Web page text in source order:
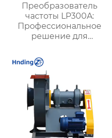
Преобразователь
частоты LP300A:
Профессиональное
решение для
автоматизации